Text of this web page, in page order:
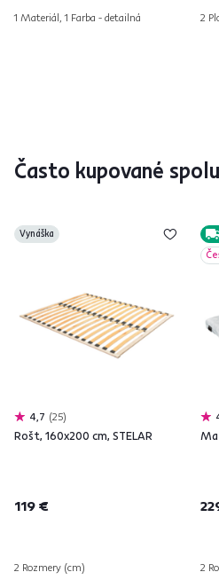
1 Materiál, 1 Farba - detailná 2
Často kupované spolu
Vynáška
4,7 25
Rošt, 160x200 cm, STELAR
119 €
2 Rozmery (cm) 2